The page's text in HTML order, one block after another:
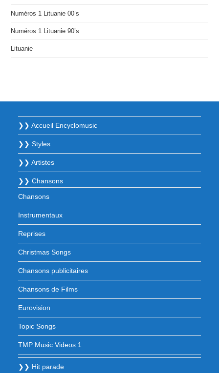
Numéros 1 Lituanie 00’s
Numéros 1 Lituanie 90’s
Lituanie
❯❯ Accueil Encyclomusic
❯❯ Styles
❯❯ Artistes
❯❯ Chansons
Chansons
Instrumentaux
Reprises
Christmas Songs
Chansons publicitaires
Chansons de Films
Eurovision
Topic Songs
TMP Music Videos 1
❯❯ Hit parade